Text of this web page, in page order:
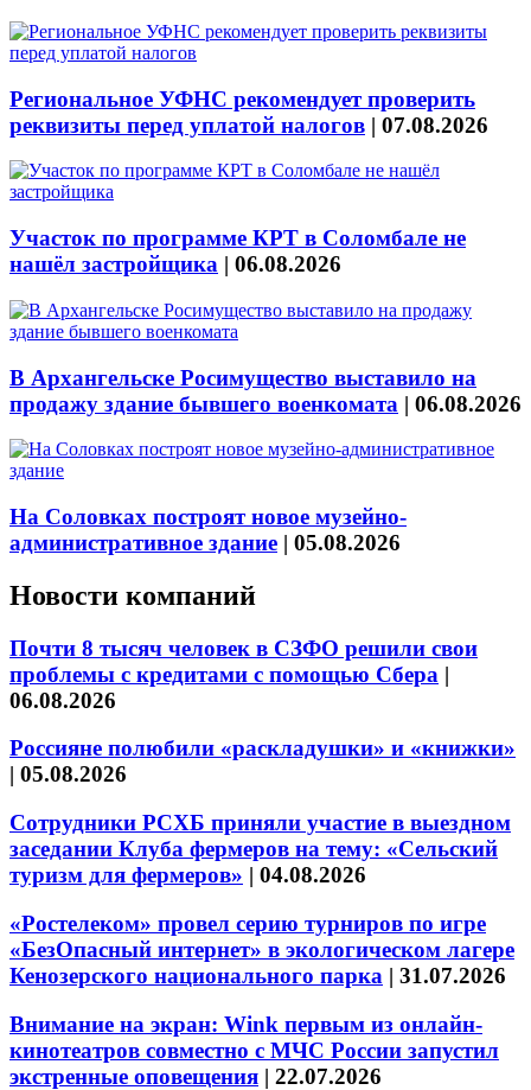
Региональное УФНС рекомендует проверить
реквизиты перед уплатой налогов | 07.08.2026
Участок по программе КРТ в Соломбале не
нашёл застройщика | 06.08.2026
В Архангельске Росимущество выставило на
продажу здание бывшего военкомата | 06.08.2026
На Соловках построят новое музейно-
административное здание | 05.08.2026
Новости компаний
Почти 8 тысяч человек в СЗФО решили свои
проблемы с кредитами с помощью Сбера |
06.08.2026
Россияне полюбили «раскладушки» и «книжки»
| 05.08.2026
Сотрудники РСХБ приняли участие в выездном
заседании Клуба фермеров на тему: «Сельский
туризм для фермеров» | 04.08.2026
«Ростелеком» провел серию турниров по игре
«БезОпасный интернет» в экологическом лагере
Кенозерского национального парка | 31.07.2026
Внимание на экран: Wink первым из онлайн-
кинотеатров совместно с МЧС России запустил
экстренные оповещения | 22.07.2026